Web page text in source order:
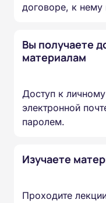
договоре, к нему
Вы получаете
материалам
Доступ к
электронной
паролем.
Изучаете
Проходите